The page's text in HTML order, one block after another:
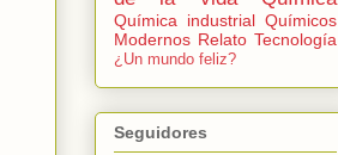
Química industrial Químicos
Modernos Relato Tecnología
¿Un mundo feliz?
Seguidores